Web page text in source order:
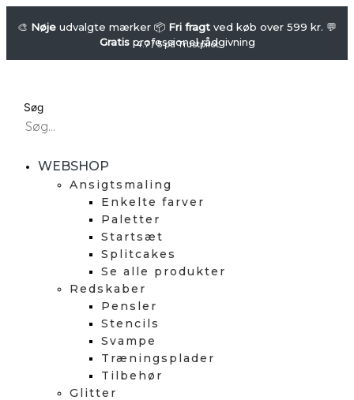
Gå
🎨 Nøje udvalgte mærker 📦 Fri fragt ved køb over 599 kr. 💬
Gratisprofessionel rådgivning
4.7 / 5 på Trustpilot
Søg
WEBSHOP
Ansigtsmaling
Enkelte farver
Paletter
Startsæt
Splitcakes
Se alle produkter
Redskaber
Pensler
Stencils
Svampe
Træningsplader
Tilbehør
Glitter
SUPERSTAR
-
-
antal